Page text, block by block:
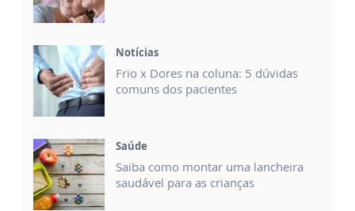
Notícias
Frio x Dores na coluna: 5 dúvidas
comuns dos pacientes
Saúde
Saiba como montar uma lancheira
saudável para as crianças